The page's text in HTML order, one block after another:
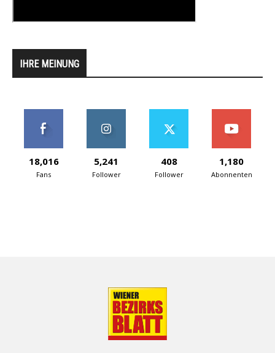
IHRE MEINUNG
18,016
Fans
5,241
Follower
408
Follower
1,180
Abonnenten